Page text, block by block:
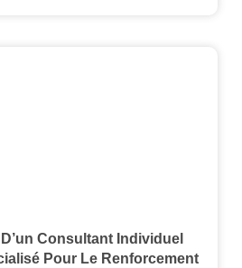
Consultant Individuel
Pour Le Renforcement